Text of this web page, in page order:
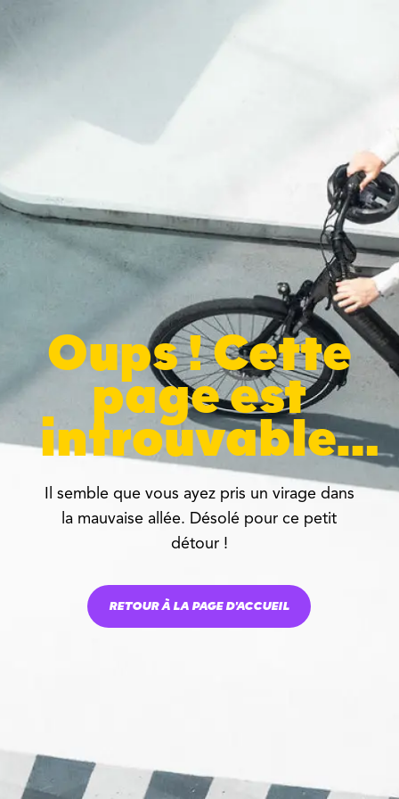
Oups ! Cette
page est
introuvable…
Il semble que vous ayez pris un virage dans
la mauvaise allée. Désolé pour ce petit
détour !
RETOUR À LA PAGE D'ACCUEIL